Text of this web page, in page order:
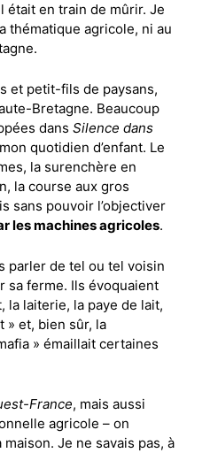
était en train de mûrir. Je
thématique agricole, ni au
et petit-fils de paysans,
Bretagne. Beaucoup
dans Silence dans
quotidien d’enfant. Le
la surenchère en
la course aux gros
sans pouvoir l’objectiver
les machines agricoles.
parler de tel ou tel voisin
sa ferme. Ils évoquaient
la laiterie, la paye de lait,
» et, bien sûr, la
» émaillait certaines
France, mais aussi
agricole – on
Je ne savais pas, à